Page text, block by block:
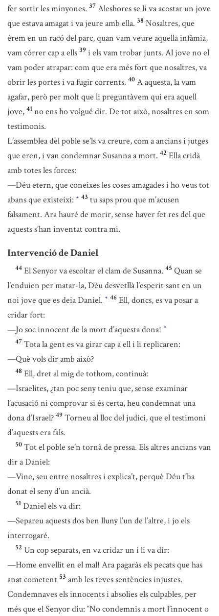
fer sortir les minyones. 37 Aleshores se li va acostar un jove
que estava amagat i va jeure amb ella. 38 Nosaltres, que
érem en un racó del parc, quan vam veure aquella infàmia,
vam córrer cap a ells 39 i els vam trobar junts. Al jove no el
vam poder atrapar: com que era més fort que nosaltres, va
obrir les portes i va fugir corrents. 40 A aquesta, la vam
agafar, però per molt que li preguntàvem qui era aquell
jove, 41 no ens ho volgué dir. De tot això, nosaltres en som
testimonis.
L’assemblea del poble se’ls va creure, com a ancians i jutges
que eren, i van condemnar Susanna a mort. 42 Ella cridà
amb totes les forces:
—Déu etern, que coneixes les coses amagades i ho veus tot
abans que existeixi: * 43 tu saps prou que m’acusen
falsament. Ara hauré de morir, sense haver fet res del que
aquests s’han inventat contra mi.
Intervenció de Daniel
44 El Senyor va escoltar el clam de Susanna. 45 Quan se
l’enduien per matar-la, Déu desvetllà l’esperit sant en un
noi jove que es deia Daniel. * 46 Ell, doncs, es va posar a
cridar fort:
—Jo soc innocent de la mort d’aquesta dona! *
47 Tota la gent es va girar cap a ell i li replicaren:
—Què vols dir amb això?
48 Ell, dret al mig de tothom, continuà:
—Israelites, ¿tan poc seny teniu que, sense examinar
l’acusació ni comprovar si és certa, heu condemnat una
dona d’Israel? 49 Torneu al lloc del judici, que el testimoni
d’aquests era fals.
50 Tot el poble se’n tornà de pressa. Els altres ancians van
dir a Daniel:
—Vine, seu entre nosaltres i explica’t, perquè Déu t’ha
donat el seny d’un ancià.
51 Daniel els va dir:
—Separeu aquests dos ben lluny l’un de l’altre, i jo els
interrogaré.
52 Un cop separats, en va cridar un i li va dir:
—Home envellit en el mal! Ara pagaràs els pecats que has
anat cometent 53 amb les teves sentències injustes.
Condemnaves els innocents i absolies els culpables, per
més que el Senyor diu: “No condemnis a mort l’innocent o